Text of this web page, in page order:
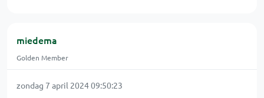
miedema
Golden Member
zondag 7 april 2024 09:50:23